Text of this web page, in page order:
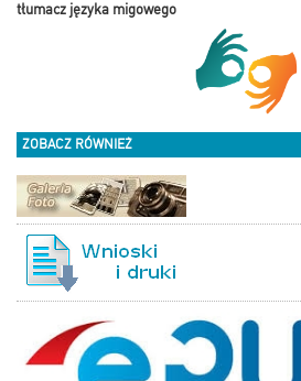
tłumacz języka migowego
ZOBACZ RÓWNIEŻ